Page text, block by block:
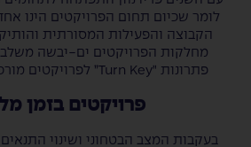
לומר שכיום תחום הפרויקטים הינו
הקבוצה והפעילות המסורתית
מחלקות הפרויקטים ים-יבשה
פתרונות "Turn Key” לפרויקטים מורכבים בארץ ובעולם.
פרויקטים בזמן
בעקבות המצב הבטחוני ושינוי התנאים